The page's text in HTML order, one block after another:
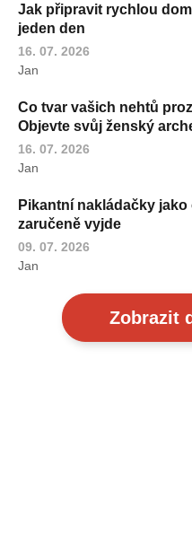
Jak připravit rychlou
jeden den
16. 07. 2026
Jan
Co tvar vašich nehtů
Objevte svůj ženský
16. 07. 2026
Jan
Pikantní nakládačky
zaručeně vyjde
09. 07. 2026
Jan
Zobrazit